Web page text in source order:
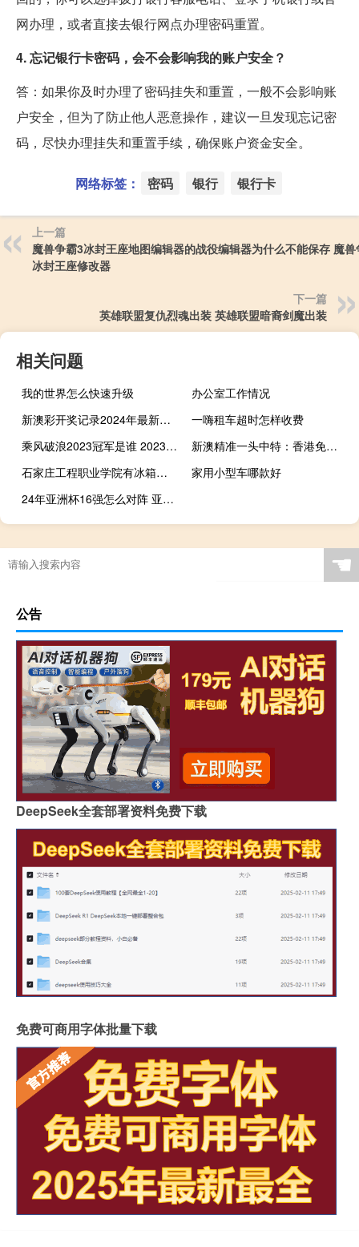
网办理，或者直接去银行网点办理密码重置。
4. 忘记银行卡密码，会不会影响我的账户安全？
答：如果你及时办理了密码挂失和重置，一般不会影响账
户安全，但为了防止他人恶意操作，建议一旦发现忘记密
码，尽快办理挂失和重置手续，确保账户资金安全。
网络标签： 密码 银行 银行卡
上一篇
魔兽争霸3冰封王座地图编辑器的战役编辑器为什么不能保存 魔
冰封王座修改器
下一篇
英雄联盟复仇烈魂出装 英雄联盟暗裔剑魔出装
相关问题
我的世界怎么快速升级
办公室工作情况
新澳彩开奖记录2024年最新结果，男人精选答案落实_GZ5.799
一嗨租车超时怎样收费
乘风破浪2023冠军是谁 2023nba选秀顺位结果
新澳精准一头中特：香港免费六会彩资料大全-广泛的解读分析-562.CC.50
石家庄工程职业学院有冰箱吗 石家庄工程职业学院
家用小型车哪款好
24年亚洲杯16强怎么对阵 亚洲杯12强赛赛程表
☚
公告
DeepSeek全套部署资料免费下载
免费可商用字体批量下载